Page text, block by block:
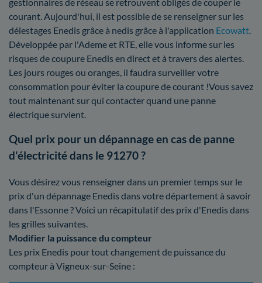
courant. Aujourd'hui, il est possible de se renseigner sur les
délestages Enedis grâce à nedis grâce à l'application Ecowatt.
Développée par l'Ademe et RTE, elle vous informe sur les
risques de coupure Enedis en direct et à travers des alertes.
Les jours rouges ou oranges, il faudra surveiller votre
consommation pour éviter la coupure de courant !Vous savez
tout maintenant sur qui contacter quand une panne
électrique survient.
Quel prix pour un dépannage en cas de panne
d'électricité dans le 91270 ?
Vous désirez vous renseigner dans un premier temps sur le
prix d'un dépannage Enedis dans votre département à savoir
dans l'Essonne ? Voici un récapitulatif des prix d'Enedis dans
les grilles suivantes.
Modifier la puissance du compteur
Les prix Enedis pour tout changement de puissance du
compteur à Vigneux-sur-Seine :